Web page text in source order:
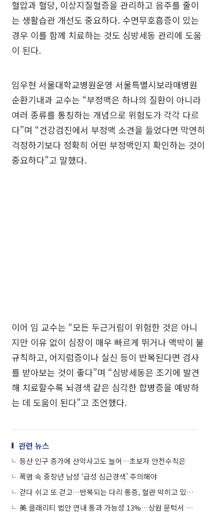
혈압과 혈당, 이상지질혈증을 관리하고 음주를 줄이
는 생활습관 개선도 중요하다. 수면무호흡증이 있는
경우 이를 함께 치료하는 것도 심방세동 관리에 도움
이 된다.
임우현 서울대학교병원운영 서울특별시보라매병원
순환기내과 교수는 “부정맥은 하나의 질환이 아니라
여러 종류를 통칭하는 개념으로 위험도가 각각 다르
다”며 “건강검진에서 부정맥 소견을 들었다면 막연히
걱정하기보다 정확히 어떤 부정맥인지 확인하는 것이
중요하다”고 말했다.
이어 임 교수는 “모든 두근거림이 위험한 것은 아니
지만 이유 없이 심장이 매우 빠르게 뛰거나 맥박이 불
규칙하고, 어지럼증이나 실신 등이 반복된다면 검사
를 받아보는 것이 좋다”며 “심방세동은 조기에 발견
해 치료할수록 뇌경색 같은 심각한 합병증을 예방하
는 데 도움이 된다”고 조언했다.
관련 뉴스
등산 인구 증가에 산악사고도 늘어…초보자 안전수칙은
폭염 속 중장년 남성 ‘급성 심근경색’ 주의해야
걷다 쉬고 또 걷고…반복되는 다리 통증, 혈관 막히고 있다는 신호
美 클래리티 법안 연내 통과 가능성 13%…상원 문턱서 제동